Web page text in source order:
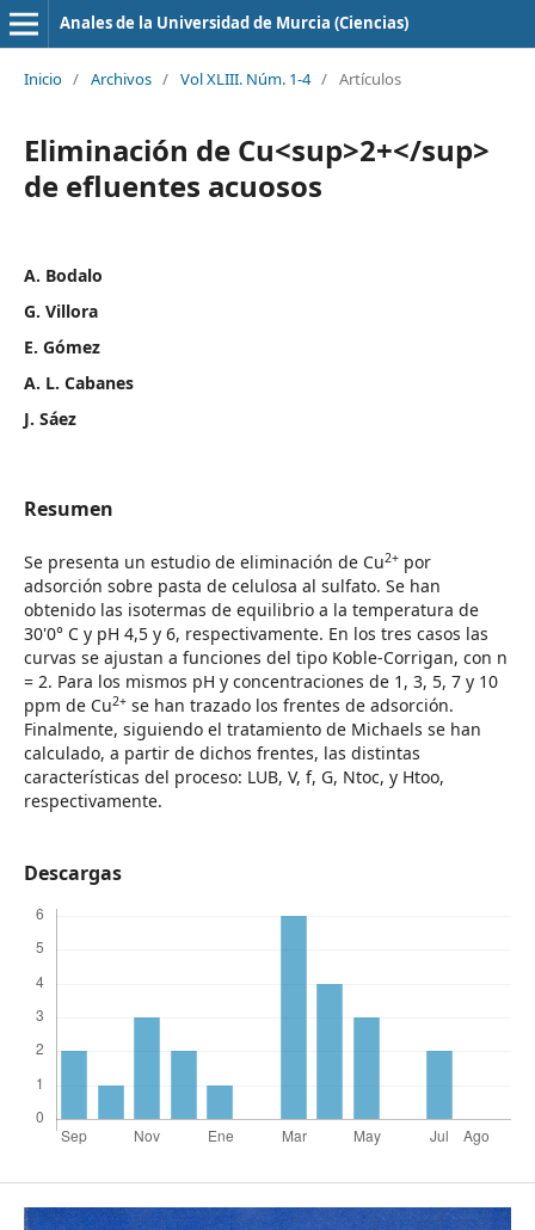
Anales de la Universidad de Murcia (Ciencias)
Inicio / Archivos / Vol XLIII. Núm. 1-4 / Artículos
Eliminación de Cu<sup>2+</sup>
de efluentes acuosos
A. Bodalo
G. Villora
E. Gómez
A. L. Cabanes
J. Sáez
Resumen
Se presenta un estudio de eliminación de Cu2+por
adsorción sobre pasta de celulosa al sulfato. Se han
obtenido las isotermas de equilibrio a la temperatura de
30'0° C y pH 4,5 y 6, respectivamente. En los tres casos las
curvas se ajustan a funciones del tipo Koble-Corrigan, con n
= 2. Para los mismos pH y concentraciones de 1, 3, 5, 7 y 10
ppm de Cu2+se han trazado los frentes de adsorción.
Finalmente, siguiendo el tratamiento de Michaels se han
calculado, a partir de dichos frentes, las distintas
características del proceso: LUB, V, f, G, Ntoc, y Htoo,
respectivamente.
Descargas